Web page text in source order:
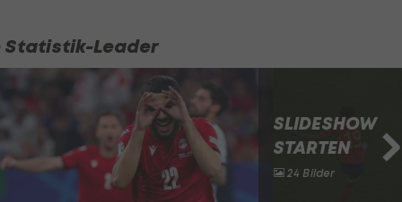
Statistik-Leader
SLIDESHOW
STARTEN
24 Bilder